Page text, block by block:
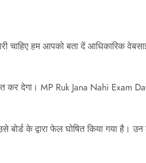
चाहिए हम आपको बता दें आधिकारिक
देगा। MP Ruk Jana Nahi Exam
बोर्ड के द्वारा फेल घोषित किया गया है।